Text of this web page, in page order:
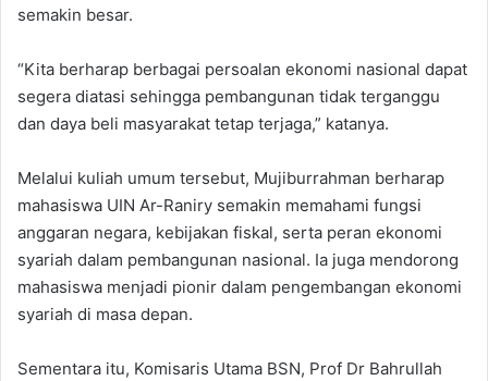
semakin besar.
“Kita berharap berbagai persoalan ekonomi nasional dapat
segera diatasi sehingga pembangunan tidak terganggu
dan daya beli masyarakat tetap terjaga,” katanya.
Melalui kuliah umum tersebut, Mujiburrahman berharap
mahasiswa UIN Ar-Raniry semakin memahami fungsi
anggaran negara, kebijakan fiskal, serta peran ekonomi
syariah dalam pembangunan nasional. Ia juga mendorong
mahasiswa menjadi pionir dalam pengembangan ekonomi
syariah di masa depan.
Sementara itu, Komisaris Utama BSN, Prof Dr Bahrullah